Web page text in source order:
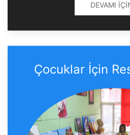
DEVAMI
Çocuklar İçin